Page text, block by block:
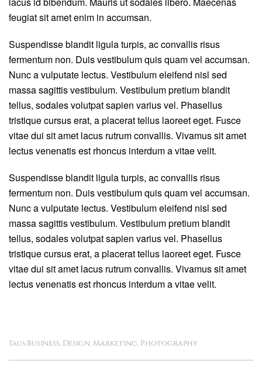
feugiat sit amet enim in accumsan.
Suspendisse blandit ligula turpis, ac convallis risus
fermentum non. Duis vestibulum quis quam vel accumsan.
Nunc a vulputate lectus. Vestibulum eleifend nisl sed
massa sagittis vestibulum. Vestibulum pretium blandit
tellus, sodales volutpat sapien varius vel. Phasellus
tristique cursus erat, a placerat tellus laoreet eget. Fusce
vitae dui sit amet lacus rutrum convallis. Vivamus sit amet
lectus venenatis est rhoncus interdum a vitae velit.
Suspendisse blandit ligula turpis, ac convallis risus
fermentum non. Duis vestibulum quis quam vel accumsan.
Nunc a vulputate lectus. Vestibulum eleifend nisl sed
massa sagittis vestibulum. Vestibulum pretium blandit
tellus, sodales volutpat sapien varius vel. Phasellus
tristique cursus erat, a placerat tellus laoreet eget. Fusce
vitae dui sit amet lacus rutrum convallis. Vivamus sit amet
lectus venenatis est rhoncus interdum a vitae velit.
Tags:Business, Design, Marketing, Photography